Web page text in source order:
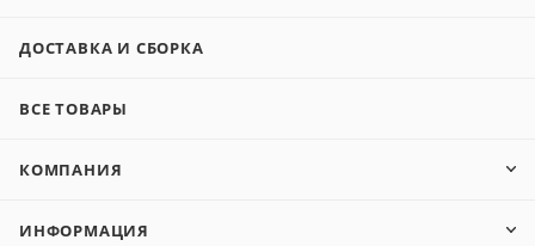
ДОСТАВКА И СБОРКА
ВСЕ ТОВАРЫ
КОМПАНИЯ
ИНФОРМАЦИЯ